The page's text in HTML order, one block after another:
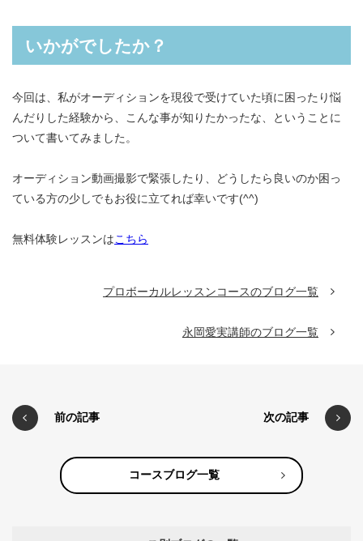
いかがでしたか？
今回は、私がオーディションを現役で受けていた頃に困ったり悩
んだりした経験から、こんな事が知りたかったな、ということに
ついて書いてみました。
オーディション動画撮影で緊張したり、どうしたら良いのか困っ
ている方の少しでもお役に立てれば幸いです(^^)
無料体験レッスンはこちら
プロボーカルレッスンコースのブログ一覧
永岡愛実講師のブログ一覧
前の記事 次の記事
コースブログ一覧